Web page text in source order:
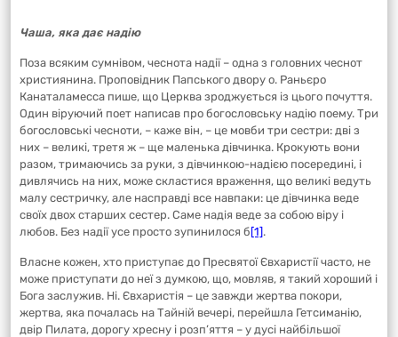
Чаша, яка дає надію
Поза всяким сумнівом, чеснота надії – одна з головних чеснот
християнина. Проповідник Папського двору о. Раньєро
Канаталамесса пише, що Церква зроджується із цього почуття.
Один віруючий поет написав про богословську надію поему. Три
богословські чесноти, – каже він, – це мовби три сестри: дві з
них – великі, третя ж – ще маленька дівчинка. Крокують вони
разом, тримаючись за руки, з дівчинкою-надією посередині, і
дивлячись на них, може скластися враження, що великі ведуть
малу сестричку, але насправді все навпаки: це дівчинка веде
своїх двох старших сестер. Саме надія веде за собою віру і
любов. Без надії усе просто зупинилося б [1].
Власне кожен, хто приступає до Пресвятої Євхаристії часто, не
може приступати до неї з думкою, що, мовляв, я такий хороший і
Бога заслужив. Ні. Євхаристія – це завжди жертва покори,
жертва, яка почалась на Тайній вечері, перейшла Гетсиманію,
двір Пилата, дорогу хресну і розп’яття – у дусі найбільшої